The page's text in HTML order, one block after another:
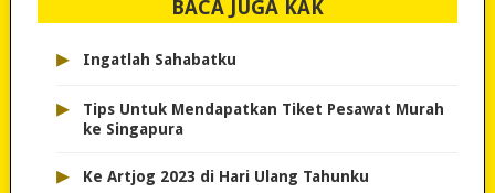
BACA JUGA KAK
▸ Ingatlah Sahabatku
▸
Tips Untuk Mendapatkan Tiket Pesawat Murah
ke Singapura
▸ Ke Artjog 2023 di Hari Ulang Tahunku